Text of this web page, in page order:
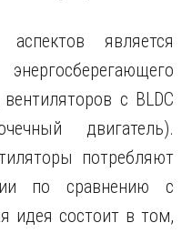
является
с BLDC
двигатель).
потребляют
по сравнению с
идея состоит в том,